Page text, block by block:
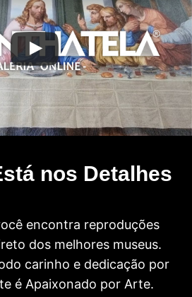
nos Detalhes
encontra reproduções
dos melhores museus.
carinho e dedicação por
é Apaixonado por Arte.